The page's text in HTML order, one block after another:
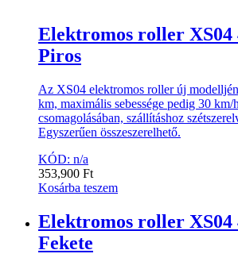
Elektromos roller XS04
Piros
Az XS04 elektromos roller új
km, maximális sebessége pedig 30
csomagolásában, szállításhoz
Egyszerűen összeszerelhető.
KÓD: n/a
353,900 Ft
Kosárba teszem
Elektromos roller XS04
Fekete